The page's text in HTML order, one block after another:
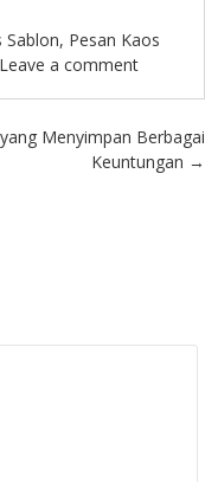
Sablon, Pesan Kaos
Leave a comment
Menyimpan Berbagai
Keuntungan →